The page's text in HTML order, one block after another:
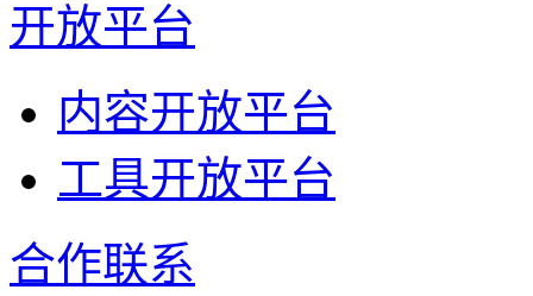
开放平台
内容开放平台
工具开放平台
合作联系